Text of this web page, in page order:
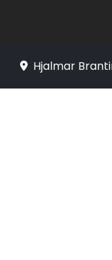
Hjalmar